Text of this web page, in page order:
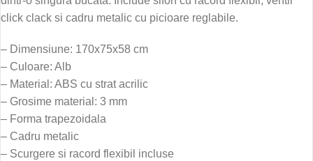
click clack si cadru metalic cu picioare reglabile.
– Dimensiune: 170x75x58 cm
– Culoare: Alb
– Material: ABS cu strat acrilic
– Grosime material: 3 mm
– Forma trapezoidala
– Cadru metalic
– Scurgere si racord flexibil incluse